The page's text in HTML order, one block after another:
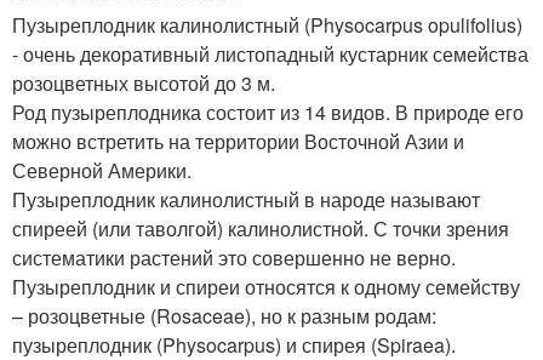
Пузыреплодник калинолистный (Physocarpus opulifolius)
- очень декоративный листопадный кустарник семейства
розоцветных высотой до 3 м.
Род пузыреплодника состоит из 14 видов. В природе его
можно встретить на территории Восточной Азии и
Северной Америки.
Пузыреплодник калинолистный в народе называют
спиреей (или таволгой) калинолистной. С точки зрения
систематики растений это совершенно не верно.
Пузыреплодник и спиреи относятся к одному семейству
– розоцветные (Rosaceae), но к разным родам:
пузыреплодник (Physocarpus) и спирея (Spiraea).